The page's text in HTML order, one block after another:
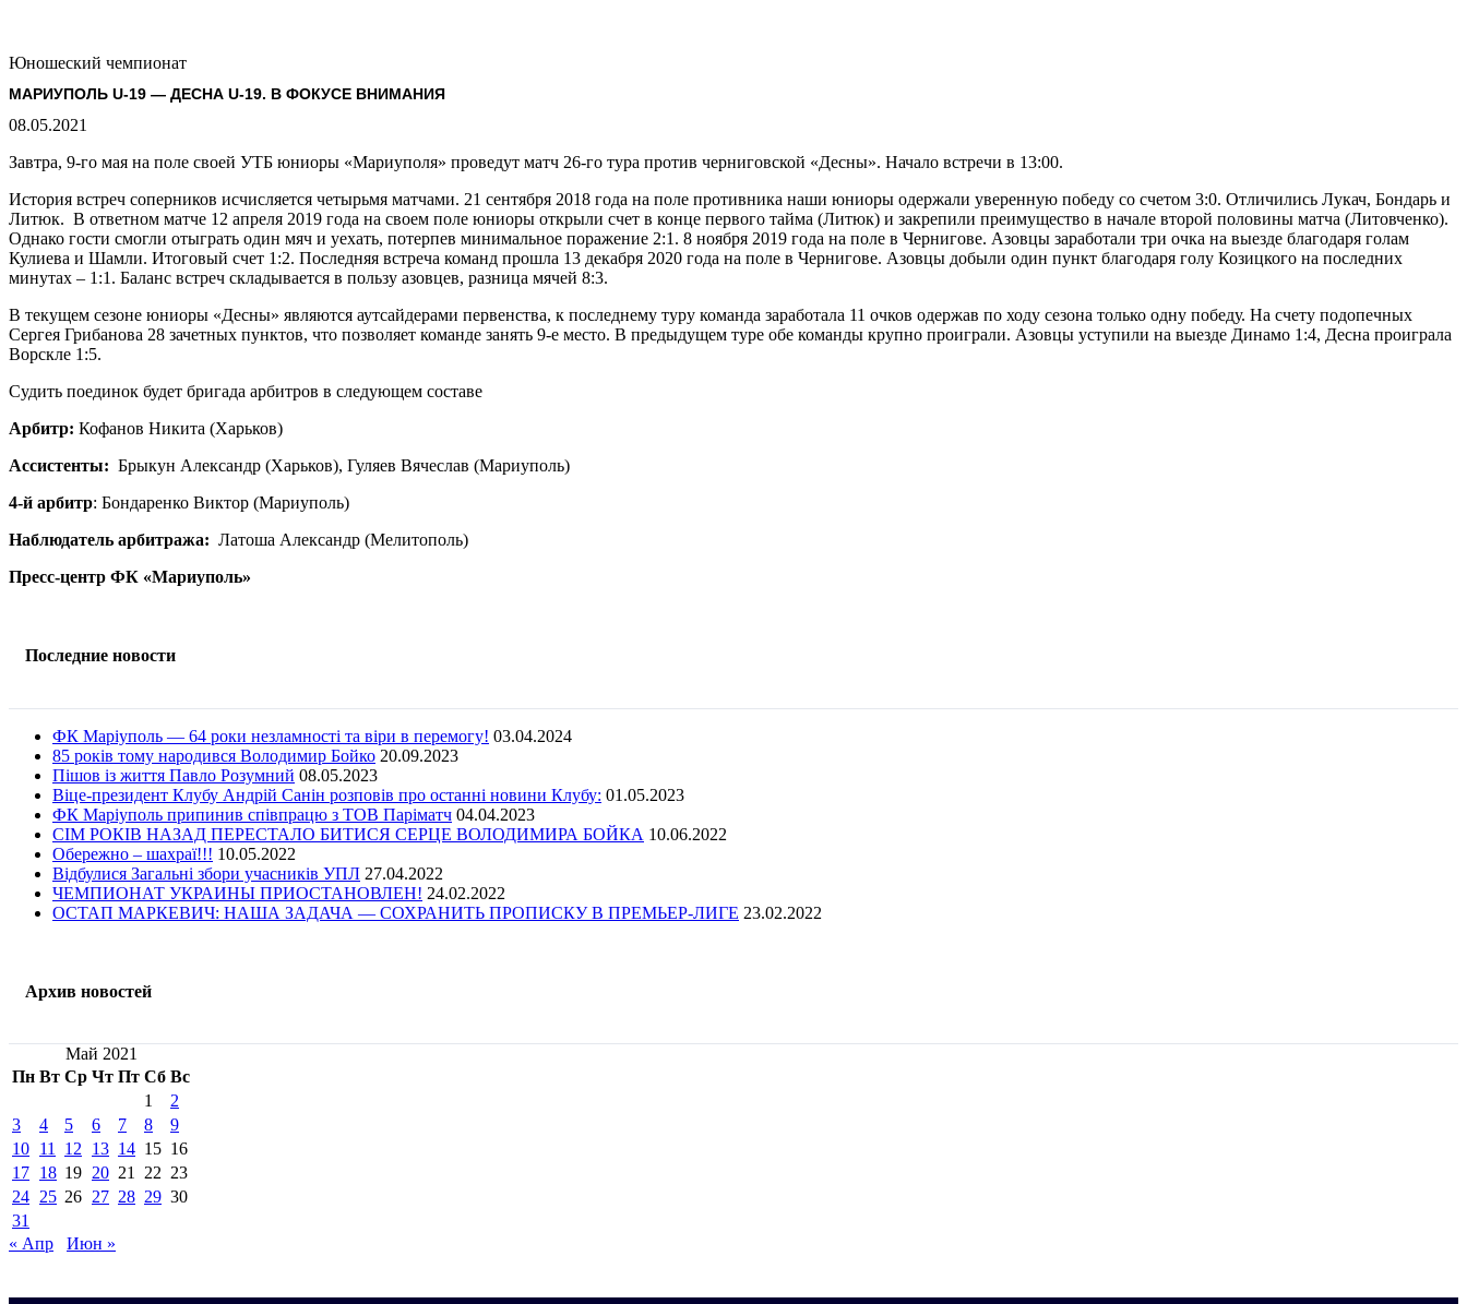
Юношеский чемпионат
МАРИУПОЛЬ U-19 — ДЕСНА U-19. В ФОКУСЕ ВНИМАНИЯ
08.05.2021
Завтра, 9-го мая на поле своей УТБ юниоры «Мариуполя» проведут матч 26-го тура против черниговской «Десны». Начало встречи в 13:00.
История встреч соперников исчисляется четырьмя матчами. 21 сентября 2018 года на поле противника наши юниоры одержали уверенную победу со счетом 3:0. Отличились Лукач, Бондарь и
Литюк. В ответном матче 12 апреля 2019 года на своем поле юниоры открыли счет в конце первого тайма (Литюк) и закрепили преимущество в начале второй половины матча (Литовченко).
Однако гости смогли отыграть один мяч и уехать, потерпев минимальное поражение 2:1. 8 ноября 2019 года на поле в Чернигове. Азовцы заработали три очка на выезде благодаря голам
Кулиева и Шамли. Итоговый счет 1:2. Последняя встреча команд прошла 13 декабря 2020 года на поле в Чернигове. Азовцы добыли один пункт благодаря голу Козицкого на последних
минутах – 1:1. Баланс встреч складывается в пользу азовцев, разница мячей 8:3.
В текущем сезоне юниоры «Десны» являются аутсайдерами первенства, к последнему туру команда заработала 11 очков одержав по ходу сезона только одну победу. На счету подопечных
Сергея Грибанова 28 зачетных пунктов, что позволяет команде занять 9-е место. В предыдущем туре обе команды крупно проиграли. Азовцы уступили на выезде Динамо 1:4, Десна проиграла
Ворскле 1:5.
Судить поединок будет бригада арбитров в следующем составе
Арбитр: Кофанов Никита (Харьков)
Ассистенты: Брыкун Александр (Харьков), Гуляев Вячеслав (Мариуполь)
4-й арбитр: Бондаренко Виктор (Мариуполь)
Наблюдатель арбитража: Латоша Александр (Мелитополь)
Пресс-центр ФК «Мариуполь»
Последние новости
ФК Маріуполь — 64 роки незламності та віри в перемогу! 03.04.2024
85 років тому народився Володимир Бойко 20.09.2023
Пішов із життя Павло Розумний 08.05.2023
Віце-президент Клубу Андрій Санін розповів про останні новини Клубу: 01.05.2023
ФК Маріуполь припинив співпрацю з ТОВ Паріматч 04.04.2023
СІМ РОКІВ НАЗАД ПЕРЕСТАЛО БИТИСЯ СЕРЦЕ ВОЛОДИМИРА БОЙКА 10.06.2022
Обережно – шахраї!!! 10.05.2022
Відбулися Загальні збори учасників УПЛ 27.04.2022
ЧЕМПИОНАТ УКРАИНЫ ПРИОСТАНОВЛЕН! 24.02.2022
ОСТАП МАРКЕВИЧ: НАША ЗАДАЧА — СОХРАНИТЬ ПРОПИСКУ В ПРЕМЬЕР-ЛИГЕ 23.02.2022
Архив новостей
Май 2021
Пн Вт Ср Чт Пт Сб Вс
1
2
3
4 5 6 7 8
9
10 11 12 13 14 15 16
17 18 19 20 21 22 23
24 25 26 27 28 29 30
31
« Апр
Июн »